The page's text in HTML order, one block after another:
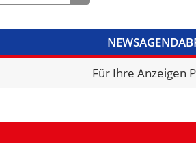
NEWSAGENDA
VIDEOSBIBLIOTHEK
Für Ihre Anzeigen